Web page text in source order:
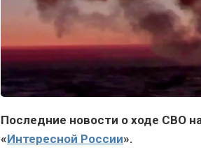
Последние новости о ходе СВО
«Интересной России».